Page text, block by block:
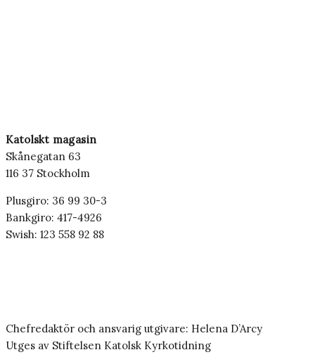
Katolskt magasin
Skånegatan 63
116 37 Stockholm
Plusgiro: 36 99 30-3
Bankgiro: 417-4926
Swish: 123 558 92 88
Chefredaktör och ansvarig utgivare: Helena D’Arcy
Utges av Stiftelsen Katolsk Kyrkotidning